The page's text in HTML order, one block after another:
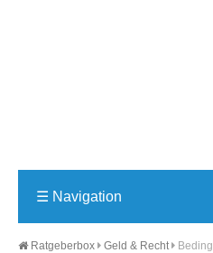
☰ Navigation
Ratgeberbox Geld & Recht